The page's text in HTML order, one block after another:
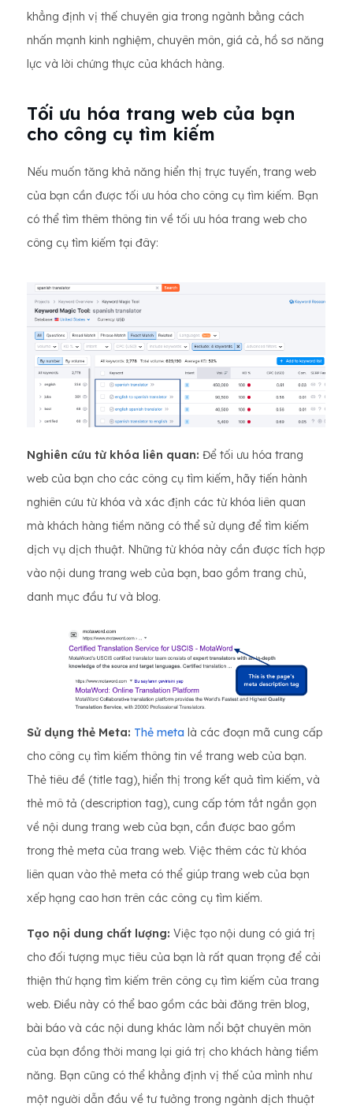
khẳng định vị thế chuyên gia trong ngành bằng cách
nhấn mạnh kinh nghiệm, chuyên môn, giá cả, hồ sơ năng
lực và lời chứng thực của khách hàng.
Tối ưu hóa trang web của bạn
cho công cụ tìm kiếm
Nếu muốn tăng khả năng hiển thị trực tuyến, trang web
của bạn cần được tối ưu hóa cho công cụ tìm kiếm. Bạn
có thể tìm thêm thông tin về tối ưu hóa trang web cho
công cụ tìm kiếm tại đây:
Nghiên cứu từ khóa liên quan: Để tối ưu hóa trang
web của bạn cho các công cụ tìm kiếm, hãy tiến hành
nghiên cứu từ khóa và xác định các từ khóa liên quan
mà khách hàng tiềm năng có thể sử dụng để tìm kiếm
dịch vụ dịch thuật. Những từ khóa này cần được tích hợp
vào nội dung trang web của bạn, bao gồm trang chủ,
danh mục đầu tư và blog.
Sử dụng thẻ Meta: Thẻ meta là các đoạn mã cung cấp
cho công cụ tìm kiếm thông tin về trang web của bạn.
Thẻ tiêu đề (title tag), hiển thị trong kết quả tìm kiếm, và
thẻ mô tả (description tag), cung cấp tóm tắt ngắn gọn
về nội dung trang web của bạn, cần được bao gồm
trong thẻ meta của trang web. Việc thêm các từ khóa
liên quan vào thẻ meta có thể giúp trang web của bạn
xếp hạng cao hơn trên các công cụ tìm kiếm.
Tạo nội dung chất lượng: Việc tạo nội dung có giá trị
cho đối tượng mục tiêu của bạn là rất quan trọng để cải
thiện thứ hạng tìm kiếm trên công cụ tìm kiếm của trang
web. Điều này có thể bao gồm các bài đăng trên blog,
bài báo và các nội dung khác làm nổi bật chuyên môn
của bạn đồng thời mang lại giá trị cho khách hàng tiềm
năng. Bạn cũng có thể khẳng định vị thế của mình như
một người dẫn đầu về tư tưởng trong ngành dịch thuật